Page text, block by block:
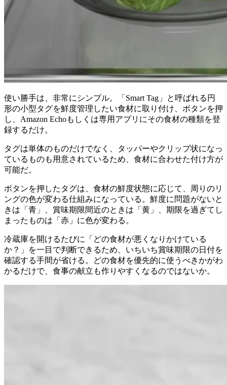
使い勝手は、非常にシンプル。「Smart Tag」と呼ばれる円
形の小型タグを鮮度管理したい食材に取り付け、ボタンを押
し、Amazon Echoもしくは専用アプリにその食材の種類を登
録するだけ。
タグは単体のものだけでなく、タッパーやクリップ状になっ
ているものも用意されているため、食材に合わせた付け方が
可能だ。
ボタンを押したタグは、食材の鮮度状態に応じて、周りのリ
ングの色が変わる仕組みになっている。鮮度に問題がないと
きは「青」、賞味期限間近のときは「黄」、期限を過ぎてし
まったものは「赤」に色が変わる。
冷蔵庫を開けるたびに「どの食材が悪くなりかけている
か？」を一目で判断できるため、いちいち賞味期限の日付を
確認する手間が省ける。どの食材を優先的に使うべきかがわ
かるだけで、食事の献立も作りやすくなるのではないか。